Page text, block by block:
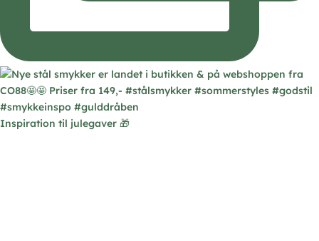
Inspiration til julegaver 🎁